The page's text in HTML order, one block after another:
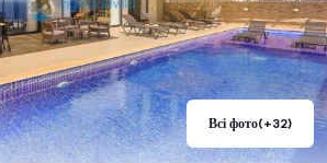
Всі фото(+32)